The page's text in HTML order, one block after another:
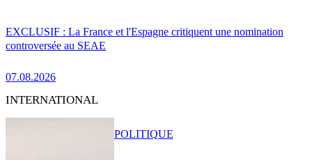
EXCLUSIF : La France et l'Espagne critiquent une nomination
controversée au SEAE
07.08.2026
INTERNATIONAL
POLITIQUE